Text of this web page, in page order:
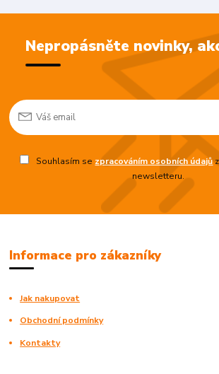
Nepropásněte novinky,
Souhlasím se zpracováním osobních údajů
newsletteru.
Informace pro zákazníky
Jak nakupovat
Obchodní podmínky
Kontakty